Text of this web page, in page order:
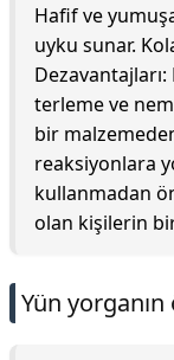
Hafif ve
uyku sunar.
terleme ve
bir
reaksiyonlara
kullanmadan
olan kişilerin bir
Yün